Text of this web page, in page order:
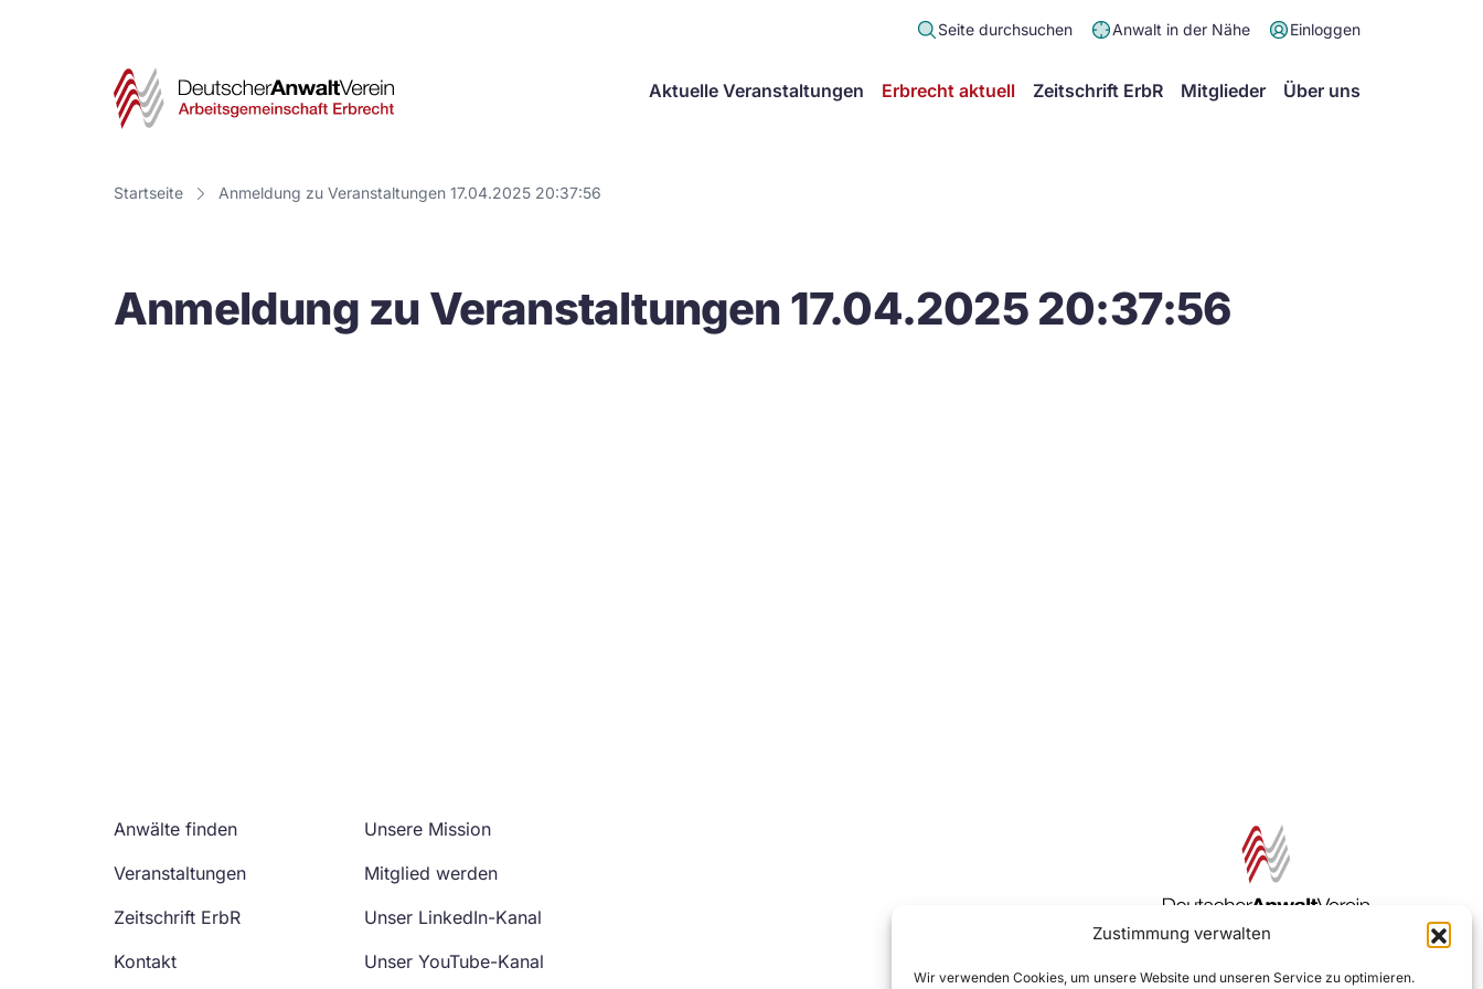
Zustimmung verwalten
Wir verwenden Cookies, um unsere Website und unseren Service zu optimieren.
Seite durchsuchen Anwalt in der Nähe Einloggen
Deutscher
Verein
Arbeitsgemeinschaft
Aktuelle Veranstaltungen Erbrecht aktuell Zeitschrift ErbR Mitglieder Über uns
Startseite Anmeldung zu Veranstaltungen 17.04.2025 20:37:56
Anmeldung zu Veranstaltungen 17.04.2025 20:37:56
Anwälte finden
Veranstaltungen
Zeitschrift ErbR
Kontakt
Unsere Mission
Mitglied werden
Unser LinkedIn-Kanal
Unser YouTube-Kanal
Zur DAV Webseite